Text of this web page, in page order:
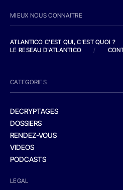
MIEUX NOUS CONNAITRE
ATLANTICO C'EST QUI, C'EST QUOI ?
LE RESEAU D'ATLANTICO
/
CATEGORIES
DECRYPTAGES
DOSSIERS
RENDEZ-VOUS
VIDEOS
PODCASTS
LEGAL